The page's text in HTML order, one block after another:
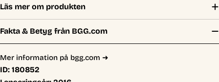
Läs mer om produkten
Fakta & Betyg från BGG.com
Mer information på bgg.com ➜
ID: 180852